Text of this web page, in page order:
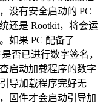
没有安全启动的 PC
还是 Rootkit，将会运
如果 PC 配备了
否已进行数字签名，
启动加载程序的数字
导加载程序完好无
固件才会启动引导加